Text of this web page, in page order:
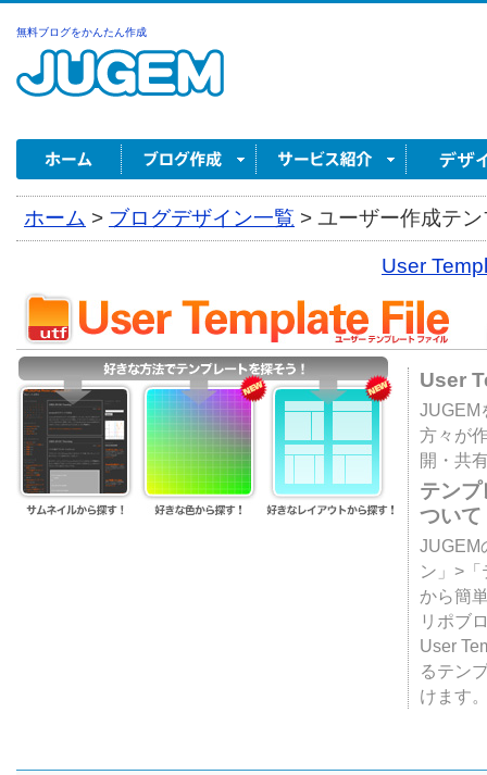
無料ブログをかんたん作成
ホーム > ブログデザイン一覧 > ユーザー作成テ
User
User
JUGEM
方々が
開・共
テン
ついて
JUGEM
ン」>
から簡
リポブ
User
るテン
けます